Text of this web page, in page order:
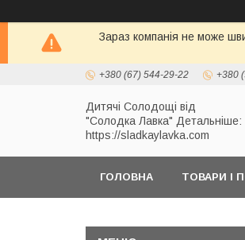
Зараз компанія не може
+380 (67) 544-29-22 +380
Дитячі Солодощі від
"Солодка Лавка" Детальніше:
https://sladkaylavka.com
ГОЛОВНА ТОВАРИ І